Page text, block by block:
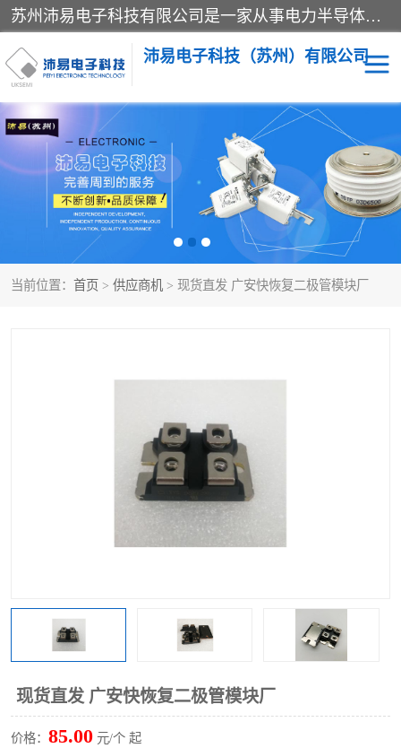
苏州沛易电子科技有限公司是一家从事电力半导体器件和电子元器件的专业代理及分销商，产品包括：IGBT模块、IPM模块、PIM模块、二极管、三极管、可控硅、整流桥、IGBT单管、IGBT电路驱动板、GTR达林顿模块、快恢复二极管、肖特基二极管、熔断器、IC集成电路、快速熔断器等。
沛易电子科技（苏州）有限公司
当前位置： 首页 > 供应商机 > 现货直发 广安快恢复二极管模块厂
现货直发 广安快恢复二极管模块厂
价格： 85.00 元/个 起
西门康 英飞凌
快恢复二极管 英飞凌IGBT模块
英飞凌可控硅模块 IXYS艾赛斯可控硅
SEMIKRON西门康IGBT SEMIKRON西门康可控硅